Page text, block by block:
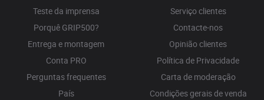
Teste da imprensa
Porquê GRIP500?
Entrega e montagem
Conta PRO
Perguntas frequentes
País
Serviço clientes
Contacte-nos
Opinião clientes
Política de Privacidade
Carta de moderação
Condições gerais de venda